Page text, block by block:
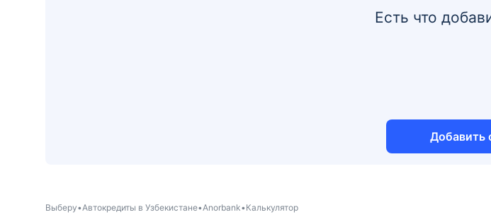
Есть что
Добавить
Выберу Автокредиты в Узбекистане Anorbank Калькулятор